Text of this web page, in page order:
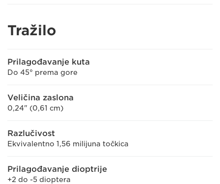
Tražilo
Prilagođavanje kuta
Do 45° prema gore
Veličina zaslona
0,24" (0,61 cm)
Razlučivost
Ekvivalentno 1,56 milijuna točkica
Prilagođavanje dioptrije
+2 do -5 dioptera